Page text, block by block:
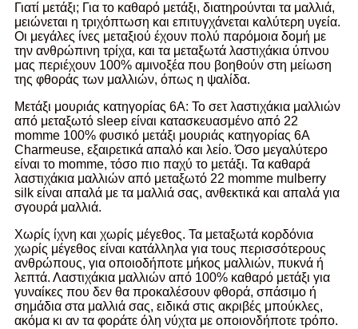
Γιατί μετάξι; Για το καθαρό μετάξι, διατηρούνται τα μαλλιά,
μειώνεται η τριχόπτωση και επιτυγχάνεται καλύτερη υγεία.
Οι μεγάλες ίνες μεταξιού έχουν πολύ παρόμοια δομή με
την ανθρώπινη τρίχα, και τα μεταξωτά λαστιχάκια ύπνου
μας περιέχουν 100% αμινοξέα που βοηθούν στη μείωση
της φθοράς των μαλλιών, όπως η ψαλίδα.
Μετάξι μουριάς κατηγορίας 6Α: Το σετ λαστιχάκια μαλλιών
από μεταξωτό sleep είναι κατασκευασμένο από 22
momme 100% φυσικό μετάξι μουριάς κατηγορίας 6Α
Charmeuse, εξαιρετικά απαλό και λείο. Όσο μεγαλύτερο
είναι το momme, τόσο πιο παχύ το μετάξι. Τα καθαρά
λαστιχάκια μαλλιών από μεταξωτό 22 momme mulberry
silk είναι απαλά με τα μαλλιά σας, ανθεκτικά και απαλά για
σγουρά μαλλιά.
Χωρίς ίχνη και χωρίς μέγεθος. Τα μεταξωτά κορδόνια
χωρίς μέγεθος είναι κατάλληλα για τους περισσότερους
ανθρώπους, για οποιοδήποτε μήκος μαλλιών, πυκνά ή
λεπτά. Λαστιχάκια μαλλιών από 100% καθαρό μετάξι για
γυναίκες που δεν θα προκαλέσουν φθορά, σπάσιμο ή
σημάδια στα μαλλιά σας, ειδικά στις ακριβές μπούκλες,
ακόμα κι αν τα φοράτε όλη νύχτα με οποιονδήποτε τρόπο.